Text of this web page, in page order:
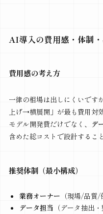
AI導入の費用感・体制
費用感の考え方
一律の相場は出しにくいです
上げ→横展開」が最も費用対
モデル開発費だけでなく、
デ
含めた総コストで設計するこ
推奨体制（最小構成）
業務オーナー （現場/品質
データ担当 （データ抽出